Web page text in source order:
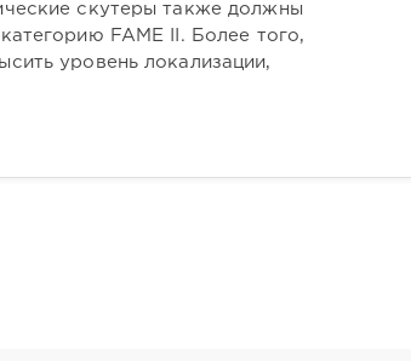
скутеры также должны
FAME II. Более того,
уровень локализации,